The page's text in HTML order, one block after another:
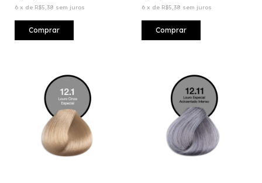
6 x de R$5,38 sem juros 6 x de R$5,38 sem juros